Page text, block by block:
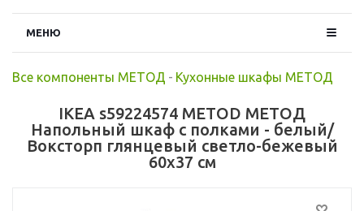
МЕНЮ
Все компоненты МЕТОД - Кухонные шкафы МЕТОД
IKEA s59224574 METOD МЕТОД
Напольный шкаф с полками - белый/
Воксторп глянцевый светло-бежевый
60x37 см